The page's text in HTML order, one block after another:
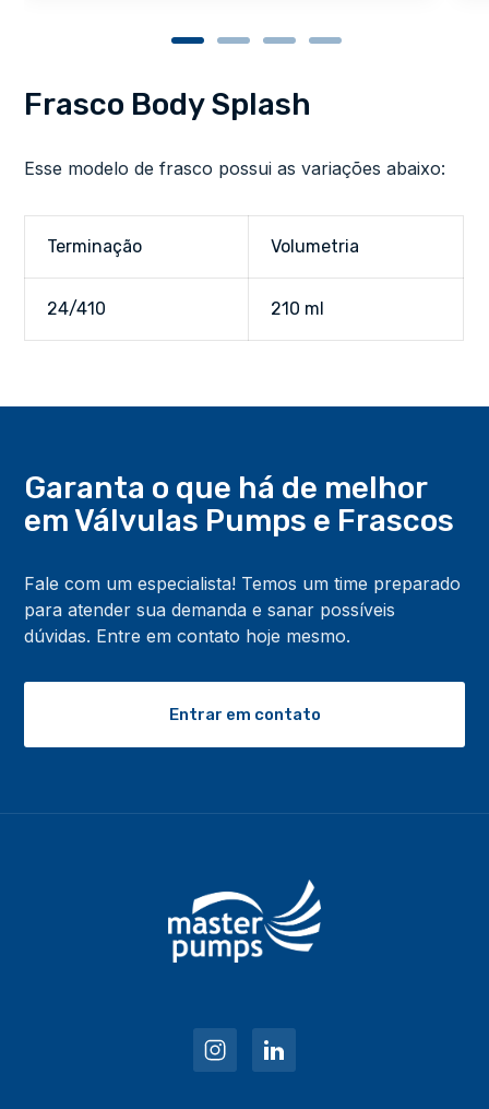
Frasco Body Splash
Esse modelo de frasco possui as variações abaixo:
Terminação Volumetria
24/410 210 ml
Garanta o que há de melhor
em Válvulas Pumps e Frascos
Fale com um especialista! Temos um time preparado
para atender sua demanda e sanar possíveis
dúvidas. Entre em contato hoje mesmo.
Entrar em contato